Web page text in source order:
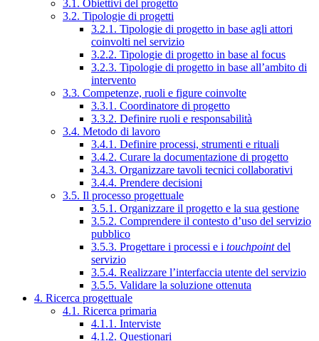
3.1. Obiettivi del progetto
3.2. Tipologie di progetti
3.2.1. Tipologie di progetto in base agli attori
coinvolti nel servizio
3.2.2. Tipologie di progetto in base al focus
3.2.3. Tipologie di progetto in base all’ambito di
intervento
3.3. Competenze, ruoli e figure coinvolte
3.3.1. Coordinatore di progetto
3.3.2. Definire ruoli e responsabilità
3.4. Metodo di lavoro
3.4.1. Definire processi, strumenti e rituali
3.4.2. Curare la documentazione di progetto
3.4.3. Organizzare tavoli tecnici collaborativi
3.4.4. Prendere decisioni
3.5. Il processo progettuale
3.5.1. Organizzare il progetto e la sua gestione
3.5.2. Comprendere il contesto d’uso del servizio
pubblico
3.5.3. Progettare i processi e i touchpointdel
servizio
3.5.4. Realizzare l’interfaccia utente del servizio
3.5.5. Validare la soluzione ottenuta
4. Ricerca progettuale
4.1. Ricerca primaria
4.1.1. Interviste
4.1.2. Questionari